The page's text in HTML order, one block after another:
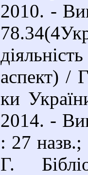
2010. -
аспект) /
ки
2014. -
: 27
Г.